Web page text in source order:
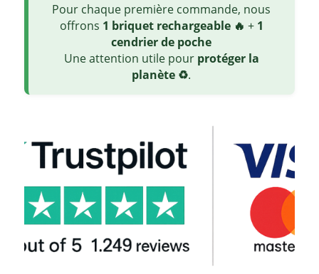
Pour chaque première commande, nous
offrons 1 briquet rechargeable 🔥 + 1
cendrier de poche
Une attention utile pour protéger la
planète ♻️.